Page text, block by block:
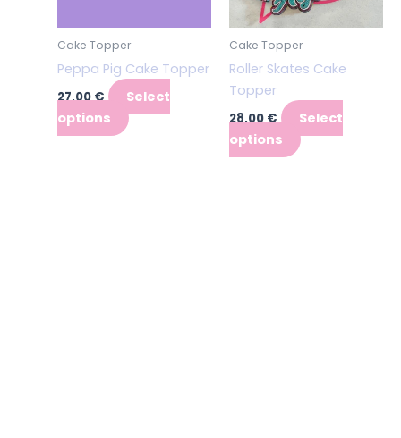
Cake Topper
Peppa Pig Cake Topper
27,00€
Select
options
Cake Topper
Roller Skates Cake
Topper
28,00€
Select
options